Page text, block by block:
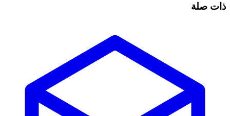
ذات صلة